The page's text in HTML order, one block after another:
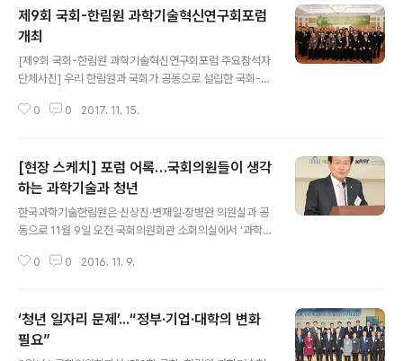
재일 의원(더불어민주당), 송희경 의원(자유한국당), 신용
현 의원(바른미래당), 김경진 의원(민주평화당)과 공동으로
4월 24일 국회의원회관에서 ‘R&D예산 20조 원 시대, 한
국이 도전해야할 과학난제는 무엇인가’를 주제로 ‘국회-한
림원 공동포럼’을 개최했다. 이번 포럼은 과학기술정보통
신부가 지난해부터 도입을 추진하고 있는 '과학 난제 해결
제9회 국회-한림원 과학기술혁신연구회포럼
개최
[제9회 국회-한림원 과학기술혁신연구회포럼 주요참석자
단체사진] 우리 한림원과 국회가 공동으로 설립한 국회-한
래 과학기술을 위한 정책입법 및 교육, 어떻게 해야 하
고 추진 중인 각종 규제개선과 제도 정비와 관련하여 국내
외적 과학기술 환경의 변화와 급속한 과학기술 발전 속도
에 상응하는 법적·제도적 개선방안에 대한 심도 있는 논의
가 이뤄졌다. [발제를 맡은 박형욱 교수, 양승우 팀장, 최윤
희 선임연구위원(좌측부터)] 발제에는 △박형욱 단국대 의
대 교수의 ‘4차 산업혁명과 의과학정책의 과제’, △양승우
0 0 2017. 11. 15.
[현장 스케치] 포럼 어록…국회의원들이 생각
하는 과학기술과 청년
한국과학기술한림원은 신상진·변재일·장병완 의원실과 공
동으로 11월 9일 오전 국회의원회관 소회의실에서 '과학기
구회 포럼'을 개최했다. 이번 포럼에는 각 당 의원들이 대거
일 의원(더불어민주당 청주시청원구·과학기술혁신연구회
공동회장) : “눈부신 발전을 이루어 온 과학기술계인데, 최
근 들어 과학인프라 순위, 산업경쟁력 등이 하락하고 있다.
0 0 2016. 11. 9.
‘청년 일자리 문제’․․․“정부·기업·대학의 변화
필요”